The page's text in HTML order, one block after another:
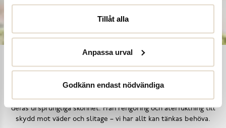
Tillåt alla
Anpassa urval
Godkänn endast nödvändiga
Ta hand om dina skor
Våra noggrant utvalda skovårdsprodukter är skapade för att
förlänga livslängden på dina skor samtidigt som de behåller
deras ursprungliga skönhet. Från rengöring och återfuktning till
skydd mot väder och slitage – vi har allt kan tänkas behöva.